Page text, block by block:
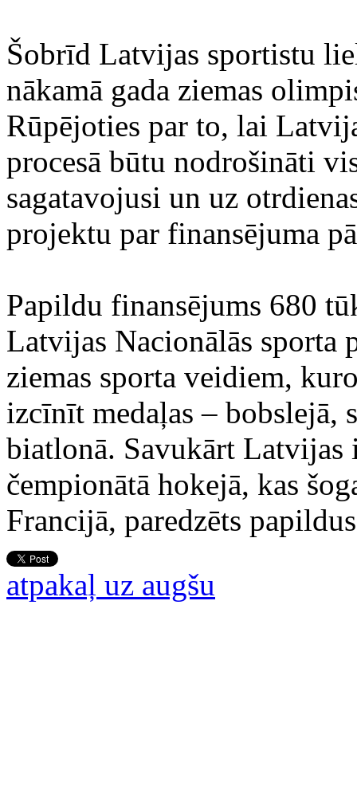
Šobrīd Latvijas sportistu
nākamā gada ziemas
Rūpējoties par to, lai
procesā būtu nodrošināti
sagatavojusi un uz
projektu par finansējuma
Papildu finansējums 680
Latvijas Nacionālās sporta
ziemas sporta veidiem,
izcīnīt medaļas – bobslejā,
biatlonā. Savukārt Latvijas
čempionātā hokejā, kas
Francijā, paredzēts
atpakaļ uz augšu